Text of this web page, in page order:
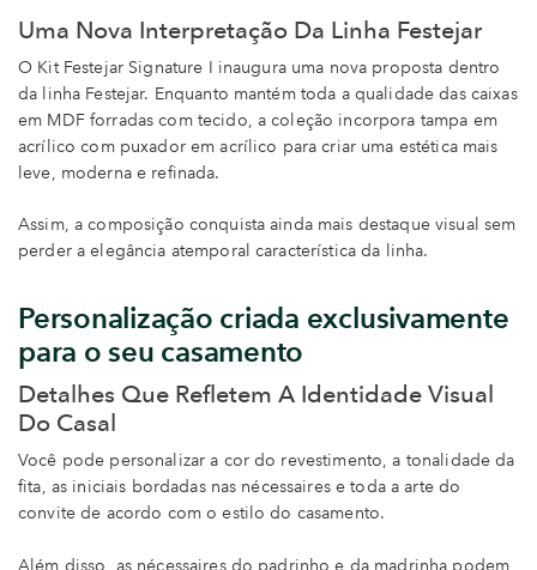
Uma Nova Interpretação Da Linha Festejar
O Kit Festejar Signature I inaugura uma nova proposta dentro
da linha Festejar. Enquanto mantém toda a qualidade das caixas
em MDF forradas com tecido, a coleção incorpora tampa em
acrílico com puxador em acrílico para criar uma estética mais
leve, moderna e refinada.
Assim, a composição conquista ainda mais destaque visual sem
perder a elegância atemporal característica da linha.
Personalização criada exclusivamente
para o seu casamento
Detalhes Que Refletem A Identidade Visual
Do Casal
Você pode personalizar a cor do revestimento, a tonalidade da
fita, as iniciais bordadas nas nécessaires e toda a arte do
convite de acordo com o estilo do casamento.